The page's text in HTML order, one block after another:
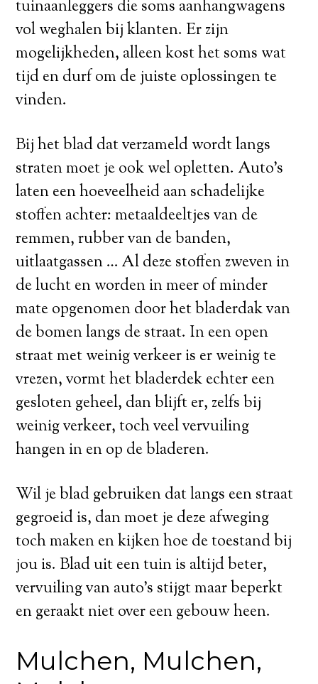
tuinaanleggers die soms aanhangwagens
vol weghalen bij klanten. Er zijn
mogelijkheden, alleen kost het soms wat
tijd en durf om de juiste oplossingen te
vinden.
Bij het blad dat verzameld wordt langs
straten moet je ook wel opletten. Auto’s
laten een hoeveelheid aan schadelijke
stoffen achter: metaaldeeltjes van de
remmen, rubber van de banden,
uitlaatgassen … Al deze stoffen zweven in
de lucht en worden in meer of minder
mate opgenomen door het bladerdak van
de bomen langs de straat. In een open
straat met weinig verkeer is er weinig te
vrezen, vormt het bladerdek echter een
gesloten geheel, dan blijft er, zelfs bij
weinig verkeer, toch veel vervuiling
hangen in en op de bladeren.
Wil je blad gebruiken dat langs een straat
gegroeid is, dan moet je deze afweging
toch maken en kijken hoe de toestand bij
jou is. Blad uit een tuin is altijd beter,
vervuiling van auto’s stijgt maar beperkt
en geraakt niet over een gebouw heen.
Mulchen, Mulchen,